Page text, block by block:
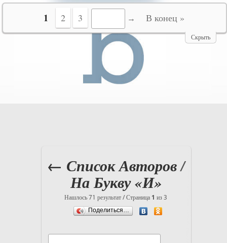
← Список Авторов/
На Букву «И»
Нашлось 71 результат / Страница1 из 3
Поделиться…
Скрыть
1 2 3 В конец »